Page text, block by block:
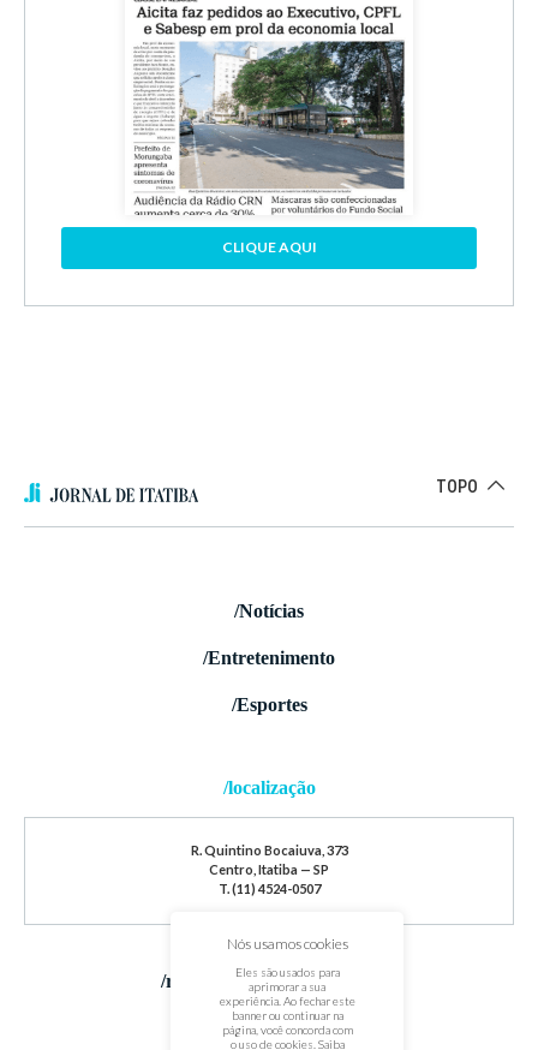
CLIQUE AQUI
TOPO
/Notícias
/Entretenimento
/Esportes
/localização
R. Quintino Bocaiuva, 373
Centro, Itatiba — SP
T. (11) 4524-0507
/redes sociais
Nós usamos cookies
Eles são usados para
aprimorar a sua
experiência. Ao fechar este
banner ou continuar na
página, você concorda com
o uso de cookies. Saiba